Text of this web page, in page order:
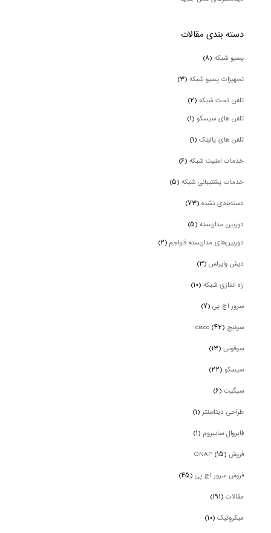
دسته بندی‌ مقالات
پسیو شبکه(۸)
تجهیزات پسیو شبکه(۳)
تلفن تحت شبکه(۲)
تلفن های سیسکو(۱)
تلفن های یالینک(۱)
خدمات امنیت شبکه(۶)
خدمات پشتیبانی شبکه(۵)
دسته‌بندی نشده(۷۳)
دوربین‌ مداربسته(۵)
دوربین‌های مداربسته فاواجم(۲)
دیش وایرلس(۳)
راه اندازی شبکه(۱۰)
سرور اچ پی(۷)
سوئیچ cisco (۴۲)
سوفوس(۱۳)
سیسکو(۲۲)
سیگیت(۶)
طراحی دیتاسنتر(۱)
فایروال سایبروم (۱)
فروش QNAP (۱۵)
فروش سرور اچ پی(۴۵)
مقالات(۱۹۱)
میکروتیک(۱۰)